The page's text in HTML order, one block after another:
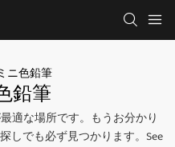
ニ色鉛筆
鉛筆
適な場所です。もうお分かり
しでも必ず見つかります。See